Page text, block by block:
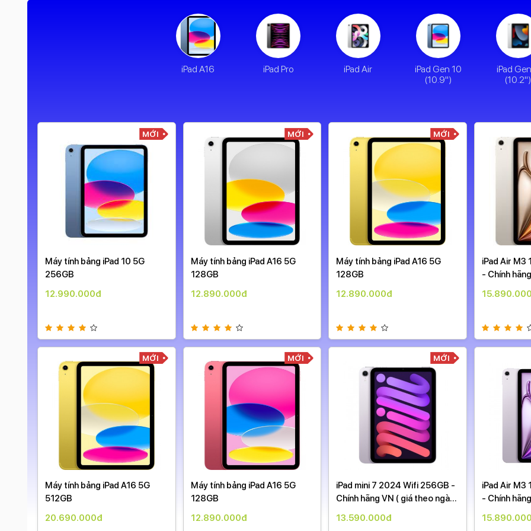
iPad A16 iPad Pro iPad Air
iPad Gen 10
(10.9")
iPad
(10.2")
MỚI
Máy tính bảng iPad 10 5G
256GB
12.990.000đ
MỚI
Máy tính bảng iPad A16 5G
512GB
20.690.000đ
MỚI
Máy tính bảng iPad A16 5G
128GB
12.890.000đ
MỚI
Máy tính bảng iPad A16 5G
128GB
12.890.000đ
MỚI
Máy tính bảng iPad A16 5G
128GB
12.890.000đ
MỚI
iPad mini 7 2024 Wifi 256GB -
Chính hãng VN ( giá theo ngày
13.590.000đ
iPad Air M3
- Chính
iPad Air M3
- Chính